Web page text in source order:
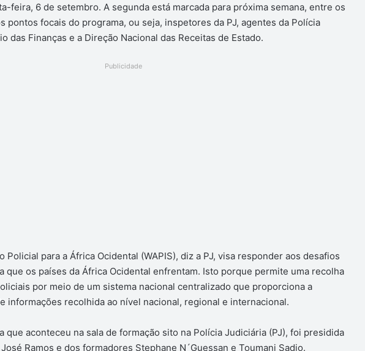
feira, 6 de setembro. A segunda está marcada para próxima semana, entre os
pontos focais do programa, ou seja, inspetores da PJ, agentes da Polícia
das Finanças e a Direção Nacional das Receitas de Estado.
Publicidade
Policial para a África Ocidental (WAPIS), diz a PJ, visa responder aos desafios
que os países da África Ocidental enfrentam. Isto porque permite uma recolha
por meio de um sistema nacional centralizado que proporciona a
informações recolhida ao nível nacional, regional e internacional.
que aconteceu na sala de formação sito na Polícia Judiciária (PJ), foi presidida
Ramos e dos formadores Stephane N´Guessan e Toumani Sadio.